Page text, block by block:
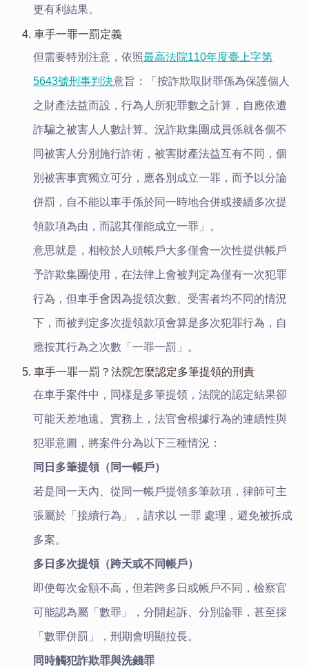
更有利結果。
4. 車手一罪一罰定義
但需要特別注意，依照最高法院110年度臺上字第
5643號刑事判決意旨：「按詐欺取財罪係為保護個人
之財產法益而設，行為人所犯罪數之計算，自應依遭
詐騙之被害人人數計算。況詐欺集團成員係就各個不
同被害人分別施行詐術，被害財產法益互有不同，個
別被害事實獨立可分，應各別成立一罪，而予以分論
併罰，自不能以車手係於同一時地合併或接續多次提
領款項為由，而認其僅能成立一罪」。
意思就是，相較於人頭帳戶大多僅會一次性提供帳戶
予詐欺集團使用，在法律上會被判定為僅有一次犯罪
行為，但車手會因為提領次數、受害者均不同的情況
下，而被判定多次提領款項會算是多次犯罪行為，自
應按其行為之次數「一罪一罰」。
5. 車手一罪一罰？法院怎麼認定多筆提領的刑責
在車手案件中，同樣是多筆提領，法院的認定結果卻
可能天差地遠。實務上，法官會根據行為的連續性與
犯罪意圖，將案件分為以下三種情況：
同日多筆提領（同一帳戶）
若是同一天內、從同一帳戶提領多筆款項，律師可主
張屬於「接續行為」，請求以 一罪 處理，避免被拆成
多案。
多日多次提領（跨天或不同帳戶）
即使每次金額不高，但若跨多日或帳戶不同，檢察官
可能認為屬「數罪」，分開起訴、分別論罪，甚至採
「數罪併罰」，刑期會明顯拉長。
同時觸犯詐欺罪與洗錢罪